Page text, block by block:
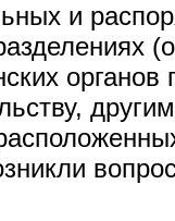
и
органов